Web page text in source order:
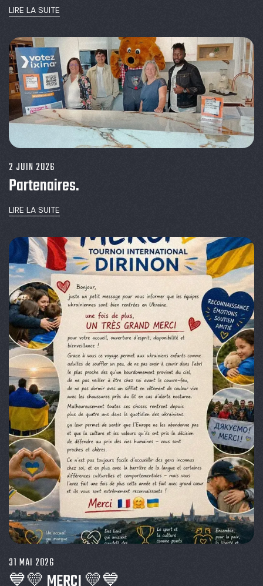
LIRE LA SUITE
2 JUIN 2026
Partenaires.
LIRE LA SUITE
31 MAI 2026